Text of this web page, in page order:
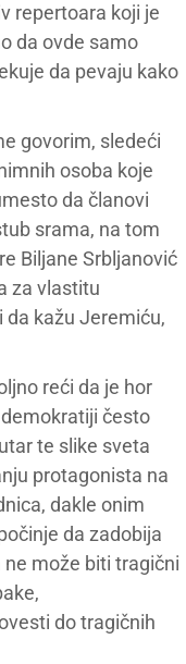
repertoara koji je
da ovde samo
da pevaju kako
govorim, sledeći
osoba koje
da članovi
srama, na tom
Biljane Srbljanović
za vlastitu
da kažu Jeremiću,
reći da je hor
često
te slike sveta
protagonista na
dakle onim
da zadobija
može biti tragični
do tragičnih